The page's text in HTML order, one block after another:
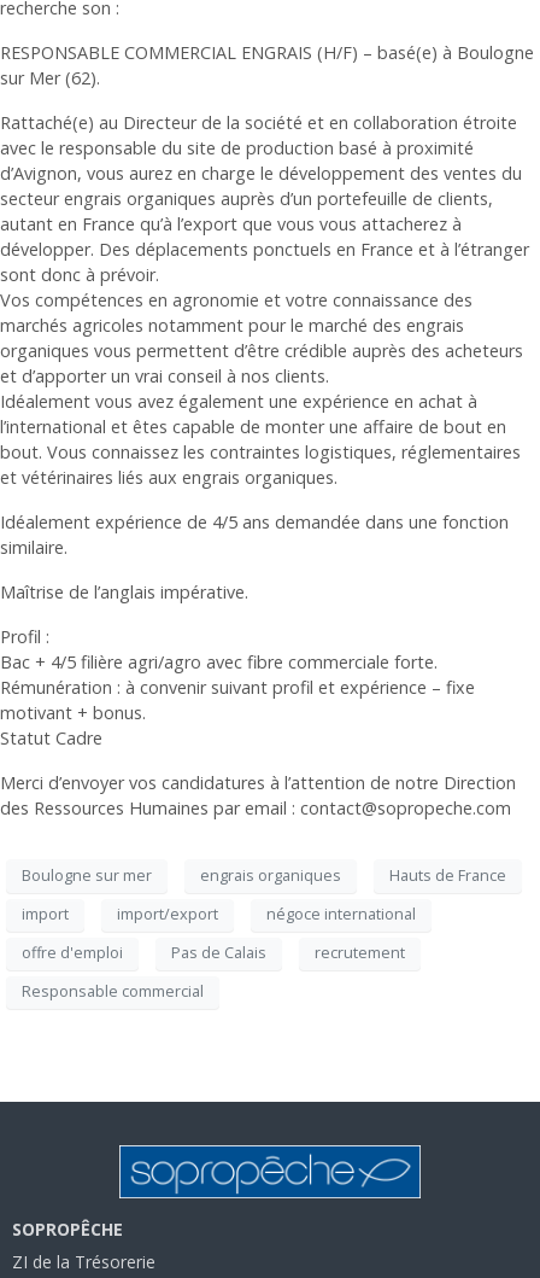
recherche son :
RESPONSABLE COMMERCIAL ENGRAIS (H/F) – basé(e) à Boulogne
sur Mer (62).
Rattaché(e) au Directeur de la société et en collaboration étroite
avec le responsable du site de production basé à proximité
d’Avignon, vous aurez en charge le développement des ventes du
secteur engrais organiques auprès d’un portefeuille de clients,
autant en France qu’à l’export que vous vous attacherez à
développer. Des déplacements ponctuels en France et à l’étranger
sont donc à prévoir.
Vos compétences en agronomie et votre connaissance des
marchés agricoles notamment pour le marché des engrais
organiques vous permettent d’être crédible auprès des acheteurs
et d’apporter un vrai conseil à nos clients.
Idéalement vous avez également une expérience en achat à
l’international et êtes capable de monter une affaire de bout en
bout. Vous connaissez les contraintes logistiques, réglementaires
et vétérinaires liés aux engrais organiques.
Idéalement expérience de 4/5 ans demandée dans une fonction
similaire.
Maîtrise de l’anglais impérative.
Profil :
Bac + 4/5 filière agri/agro avec fibre commerciale forte.
Rémunération : à convenir suivant profil et expérience – fixe
motivant + bonus.
Statut Cadre
Merci d’envoyer vos candidatures à l’attention de notre Direction
des Ressources Humaines par email : contact@sopropeche.com
Boulogne sur mer engrais organiques
Hauts de France
import
import/export
négoce international
offre d'emploi
Pas de Calais
recrutement
Responsable commercial
SOPROPÊCHE
ZI de la Trésorerie